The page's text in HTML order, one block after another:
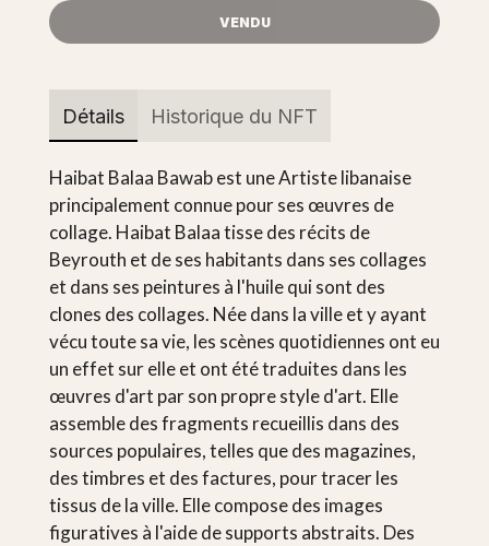
VENDU
Détails Historique du NFT
Haibat Balaa Bawab est une Artiste libanaise
principalement connue pour ses œuvres de
collage. Haibat Balaa tisse des récits de
Beyrouth et de ses habitants dans ses collages
et dans ses peintures à l'huile qui sont des
clones des collages. Née dans la ville et y ayant
vécu toute sa vie, les scènes quotidiennes ont eu
un effet sur elle et ont été traduites dans les
œuvres d'art par son propre style d'art. Elle
assemble des fragments recueillis dans des
sources populaires, telles que des magazines,
des timbres et des factures, pour tracer les
tissus de la ville. Elle compose des images
figuratives à l'aide de supports abstraits. Des